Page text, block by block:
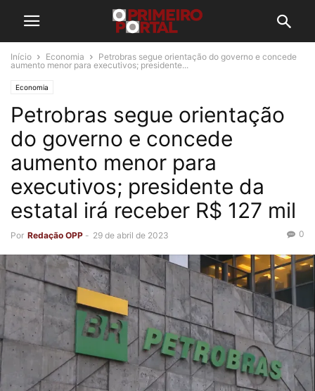
Início Economia
Petrobras segue orientação do governo e concede
aumento menor para executivos; presidente...
Economia
Petrobras segue orientação
do governo e concede
aumento menor para
executivos; presidente da
estatal irá receber R$ 127 mil
Por Redação OPP - 29 de abril de 2023 0